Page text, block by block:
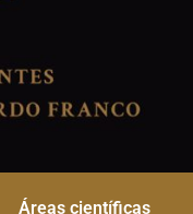
Áreas científicas